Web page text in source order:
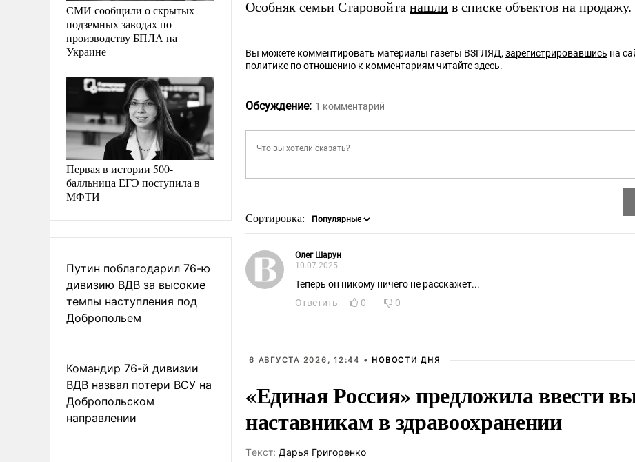
СМИ сообщили о скрытых
подземных заводах по
производству БПЛА на
Украине
Первая в истории 500-
балльница ЕГЭ поступила в
МФТИ
Путин поблагодарил 76-ю
дивизию ВДВ за высокие
темпы наступления под
Добропольем
Командир 76-й дивизии
ВДВ назвал потери ВСУ на
Добропольском
направлении
Особняк семьи Старовойта нашли в списке объектов на продажу.
Вы можете комментировать материалы газеты ВЗГЛЯД, зарегистрировавшись на
политике по отношению к комментариям читайтездесь.
Обсуждение: 1 комментарий
Сортировка:
Олег Шарун
10.07.2025
Теперь он никому ничего не расскажет...
Ответить
0 0
6 АВГУСТА 2026, 12:44 • НОВОСТИ ДНЯ
«Единая Россия» предложила ввести
наставникам в здравоохранении
Tекст: Дарья Григоренко